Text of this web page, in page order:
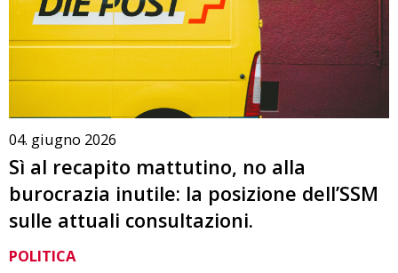
04. giugno 2026
Sì al recapito mattutino, no alla
burocrazia inutile: la posizione dell’SSM
sulle attuali consultazioni.
POLITICA